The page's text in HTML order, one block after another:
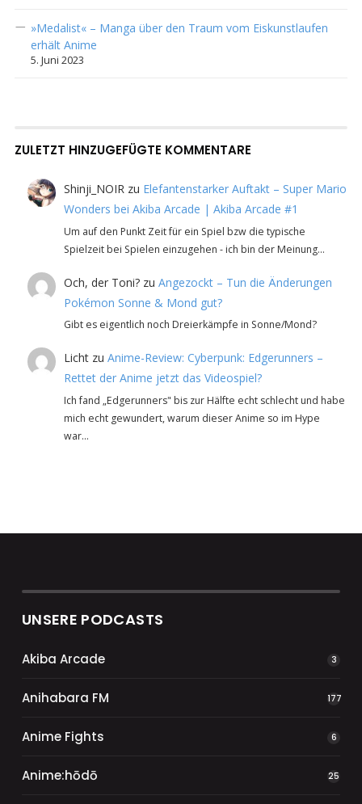
»Medalist« – Manga über den Traum vom Eiskunstlaufen
erhält Anime
5. Juni 2023
ZULETZT HINZUGEFÜGTE KOMMENTARE
Shinji_NOIR zu Elefantenstarker Auftakt – Super Mario
Wonders bei Akiba Arcade | Akiba Arcade #1
Um auf den Punkt Zeit für ein Spiel bzw die typische
Spielzeit bei Spielen einzugehen - ich bin der Meinung…
Och, der Toni? zuAngezockt – Tun die Änderungen
Pokémon Sonne & Mond gut?
Gibt es eigentlich noch Dreierkämpfe in Sonne/Mond?
Licht zuAnime-Review: Cyberpunk: Edgerunners –
Rettet der Anime jetzt das Videospiel?
Ich fand „Edgerunners" bis zur Hälfte echt schlecht und habe
mich echt gewundert, warum dieser Anime so im Hype
war…
UNSERE PODCASTS
Akiba Arcade 3
Anihabara FM 177
Anime Fights 6
Anime:hōdō 25